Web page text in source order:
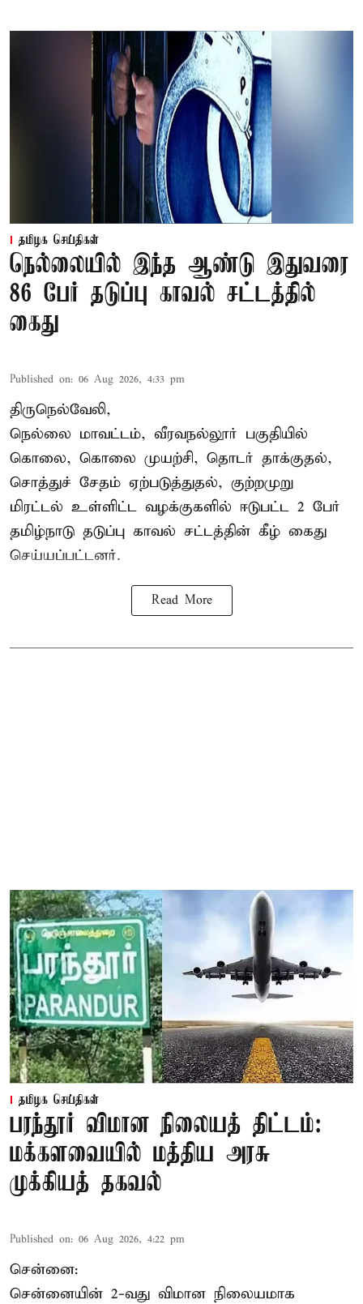
தமிழக செய்திகள்
நெல்லையில் இந்த ஆண்டு இதுவரை
86 பேர் தடுப்பு காவல் சட்டத்தில்
கைது
Published on: 06 Aug 2026, 4:33 pm
திருநெல்வேலி,
நெல்லை மாவட்டம், வீரவநல்லூர் பகுதியில்
கொலை, கொலை முயற்சி, தொடர் தாக்குதல்,
சொத்துச் சேதம் ஏற்படுத்துதல், குற்றமுறு
மிரட்டல் உள்ளிட்ட வழக்குகளில் ஈடுபட்ட 2 பேர்
தமிழ்நாடு தடுப்பு காவல் சட்டத்தின் கீழ் கைது
செய்யப்பட்டனர்.
Read More
தமிழக செய்திகள்
பரந்தூர் விமான நிலையத் திட்டம்:
மக்களவையில் மத்திய அரசு
முக்கியத் தகவல்
Published on: 06 Aug 2026, 4:22 pm
சென்னை:
சென்னையின் 2-வது விமான நிலையமாக